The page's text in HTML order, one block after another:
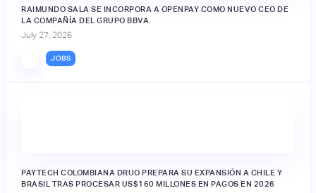
RAIMUNDO SALA SE INCORPORA A OPENPAY COMO NUEVO CEO DE
LA COMPAÑÍA DEL GRUPO BBVA.
July 27, 2026
JOBS
PAYTECH COLOMBIANA DRUO PREPARA SU EXPANSIÓN A CHILE Y
BRASIL TRAS PROCESAR US$160 MILLONES EN PAGOS EN 2026